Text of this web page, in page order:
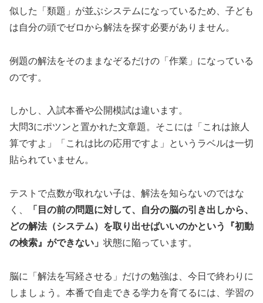
似した「類題」が並ぶシステムになっているため、子ども
は自分の頭でゼロから解法を探す必要がありません。
例題の解法をそのままなぞるだけの「作業」になっている
のです。
しかし、入試本番や公開模試は違います。
大問3にポツンと置かれた文章題。そこには「これは旅人
算ですよ」「これは比の応用ですよ」というラベルは一切
貼られていません。
テストで点数が取れない子は、解法を知らないのではな
く、
「目の前の問題に対して、自分の脳の引き出しから、
どの解法（システム）を取り出せばいいのかという『初動
の検索』ができない」 状態に陥っています。
脳に「解法を写経させる」だけの勉強は、今日で終わりに
しましょう。本番で自走できる学力を育てるには、学習の